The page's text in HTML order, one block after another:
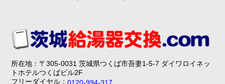
所在地：〒305-0031 茨城県つくば市吾妻1-5-7 ダイワロイネッ
トホテルつくばビル2F
フリーダイヤル：0120-994-317